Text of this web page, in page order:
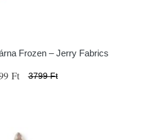
Frozen – Jerry Fabrics
Ft 3799 Ft